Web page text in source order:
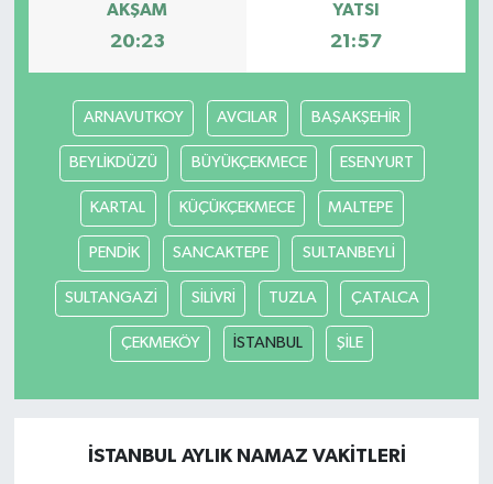
AKŞAM
20:23
YATSI
21:57
ARNAVUTKOY AVCILAR BAŞAKŞEHİR
BEYLİKDÜZÜ BÜYÜKÇEKMECE ESENYURT
KARTAL KÜÇÜKÇEKMECE MALTEPE
PENDİK SANCAKTEPE SULTANBEYLİ
SULTANGAZİ SİLİVRİ TUZLA ÇATALCA
ÇEKMEKÖY İSTANBUL ŞİLE
İSTANBUL AYLIK NAMAZ VAKITLERI